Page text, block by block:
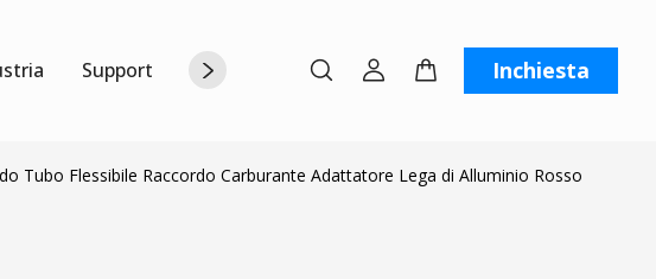
Supporto Chi siamo Contattaci Inchiesta
Tubo Flessibile Raccordo Carburante Adattatore Lega di Alluminio Rosso